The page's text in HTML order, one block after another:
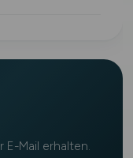
Mail erhalten.